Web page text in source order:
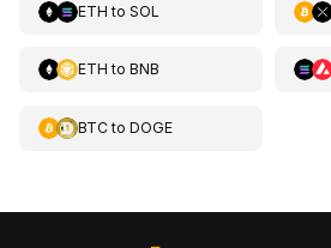
ETH to SOL
ETH to BNB
BTCto DOGE